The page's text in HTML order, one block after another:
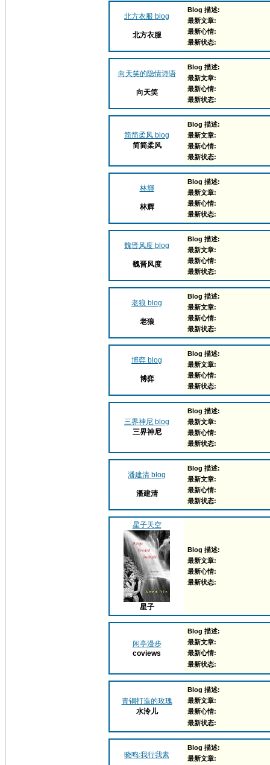
北方衣服 blog
北方衣服
Blog 描述:
最新文章:
最新心情:
最新状态:
向天笑的隐情诗语
向天笑
Blog 描述:
最新文章:
最新心情:
最新状态:
简简柔风 blog
简简柔风
Blog 描述:
最新文章:
最新心情:
最新状态:
林輝
林辉
Blog 描述:
最新文章:
最新心情:
最新状态:
魏晋风度 blog
魏晋风度
Blog 描述:
最新文章:
最新心情:
最新状态:
老狼 blog
老狼
Blog 描述:
最新文章:
最新心情:
最新状态:
博弈 blog
博弈
Blog 描述:
最新文章:
最新心情:
最新状态:
三界神尼 blog
三界神尼
Blog 描述:
最新文章:
最新心情:
最新状态:
潘建清 blog
潘建清
Blog 描述:
最新文章:
最新心情:
最新状态:
星子天空
星子
Blog 描述:
最新文章:
最新心情:
最新状态:
闲亭漫步
coviews
Blog 描述:
最新文章:
最新心情:
最新状态:
青铜打造的玫瑰
水泠儿
Blog 描述:
最新文章:
最新心情:
最新状态:
晓鸣:我行我素
Blog 描述:
最新文章: